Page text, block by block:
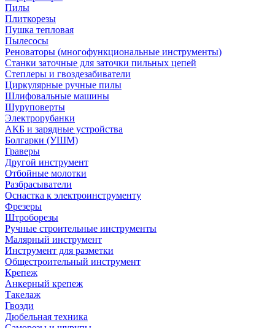
Пилы
Плиткорезы
Пушка тепловая
Пылесосы
Реноваторы (многофункциональные инструменты)
Станки заточные для заточки пильных цепей
Степлеры и гвоздезабиватели
Циркулярные ручные пилы
Шлифовальные машины
Шуруповерты
Электрорубанки
АКБ и зарядные устройства
Болгарки (УШМ)
Граверы
Другой инструмент
Отбойные молотки
Разбрасыватели
Оснастка к электроинструменту
Фрезеры
Штроборезы
Ручные строительные инструменты
Малярный инструмент
Инструмент для разметки
Общестроительный инструмент
Крепеж
Анкерный крепеж
Такелаж
Гвозди
Дюбельная техника